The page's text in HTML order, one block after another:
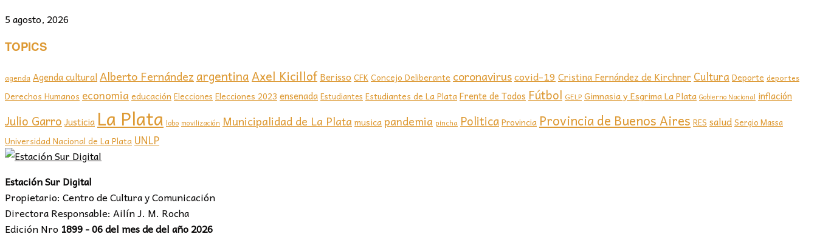
5 agosto, 2026
TOPICS
agenda Agenda culturalAlberto Fernández argentinaAxel Kicillof Berisso CFKConcejo Deliberante coronaviruscovid-19 Cristina Fernández de Kirchner Cultura Deporte deportes
Derechos Humanos economia educación Elecciones Elecciones 2023 ensenada Estudiantes Estudiantes de La PlataFrente de Todos Fútbol GELP Gimnasia y Esgrima La Plata Gobierno Nacional inflación
Julio Garro Justicia La Plata lobo movilización Municipalidad de La Plata musicapandemia pincha PoliticaProvincia Provincia de Buenos Aires RES saludSergio Massa
Universidad Nacional de La Plata UNLP
Estación Sur Digital
Propietario: Centro de Cultura y Comunicación
Directora Responsable: Ailín J. M. Rocha
Edición Nro 1899 - 06 del mes de del año 2026